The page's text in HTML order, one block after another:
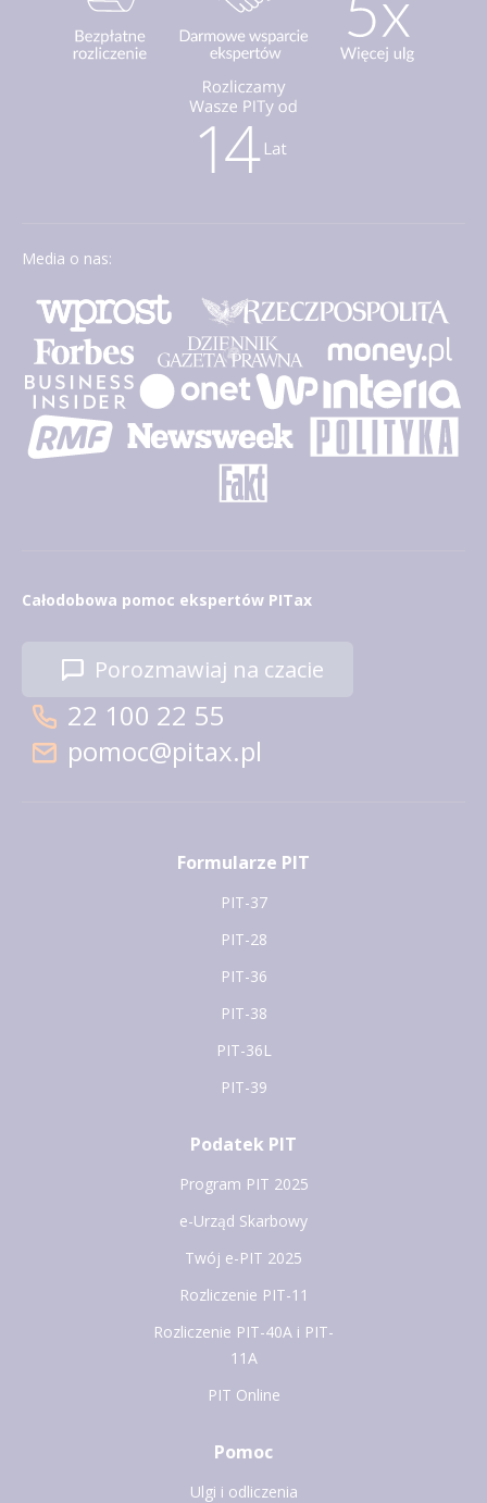
Media o nas:
Całodobowa pomoc ekspertów PITax
Porozmawiaj na czacie
22 100 22 55
pomoc@pitax.pl
Formularze PIT
PIT-37
PIT-28
PIT-36
PIT-38
PIT-36L
PIT-39
Podatek PIT
Program PIT 2025
e-Urząd Skarbowy
Twój e-PIT 2025
Rozliczenie PIT-11
Rozliczenie PIT-40A i PIT-
11A
PIT Online
Pomoc
Ulgi i odliczenia